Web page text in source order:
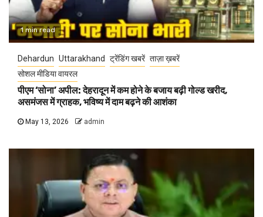
1 min read
Dehardun Uttarakhand ट्रेंडिंग खबरें ताज़ा ख़बरें
सोशल मीडिया वायरल
पीएम ‘सोना’ अपील: देहरादून में कम होने के बजाय बढ़ी गोल्ड खरीद,
असमंजस में ग्राहक, भविष्य में दाम बढ़ने की आशंका
May 13, 2026 admin